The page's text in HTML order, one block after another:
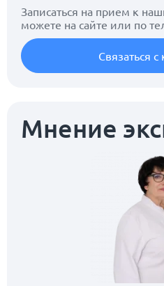
Записаться на прием к
можете на сайте или по
Связаться
Мнение